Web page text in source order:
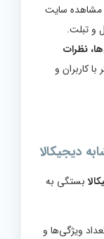
مشاهده سایت
و تبلت.
نظرات
کاربران و
دیجیکالا
بستگی به
ویژگی‌ها و